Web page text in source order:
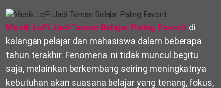
Musik LoFi Jadi Teman Belajar Paling Favorit di
kalangan pelajar dan mahasiswa dalam beberapa
tahun terakhir. Fenomena ini tidak muncul begitu
saja, melainkan berkembang seiring meningkatnya
kebutuhan akan suasana belajar yang tenang, fokus,